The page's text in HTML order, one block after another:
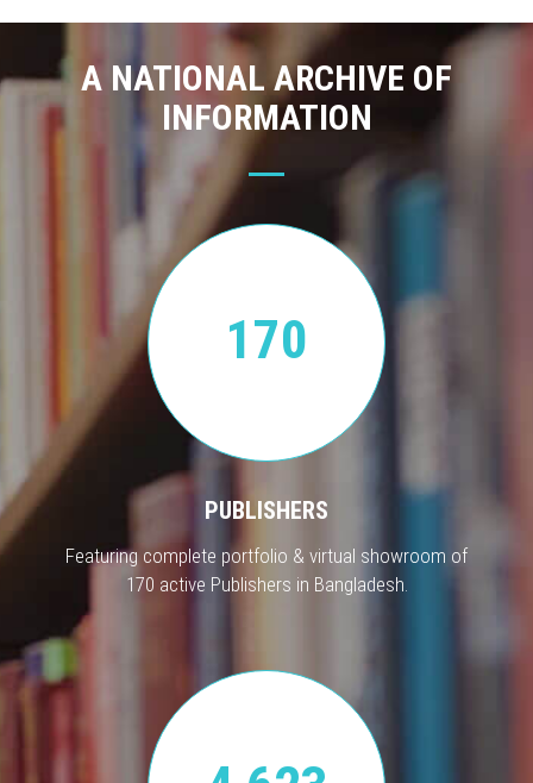
A NATIONAL ARCHIVE OF
INFORMATION
170
PUBLISHERS
Featuring complete portfolio & virtual showroom of
170 active Publishers in Bangladesh.